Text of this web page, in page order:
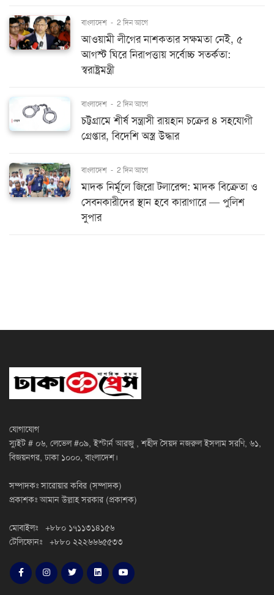
বাংলাদেশ - 2 দিন আগে
আওয়ামী লীগের নাশকতার সক্ষমতা নেই, ৫
আগস্ট ঘিরে নিরাপত্তায় সর্বোচ্চ সতর্কতা:
স্বরাষ্ট্রমন্ত্রী
বাংলাদেশ - 2 দিন আগে
চট্টগ্রামে শীর্ষ সন্ত্রাসী রায়হান চক্রের ৪ সহযোগী
গ্রেপ্তার, বিদেশি অস্ত্র উদ্ধার
বাংলাদেশ - 2 দিন আগে
মাদক নির্মূলে জিরো টলারেন্স: মাদক বিক্রেতা ও
সেবনকারীদের স্থান হবে কারাগারে — পুলিশ
সুপার
যোগাযোগ
স্যুইট # ০৬, লেভেল #০৯, ইস্টার্ন আরজু , শহীদ সৈয়দ নজরুল ইসলাম সরণি, ৬১,
বিজয়নগর, ঢাকা ১০০০, বাংলাদেশ।
সম্পাদকঃ সারোয়ার কবির (সম্পাদক)
প্রকাশকঃ আমান উল্লাহ সরকার (প্রকাশক)
মোবাইলঃ +৮৮০ ১৭১১৩১৪১৫৬
টেলিফোনঃ +৮৮০ ২২২৬৬৬৫৫৩৩